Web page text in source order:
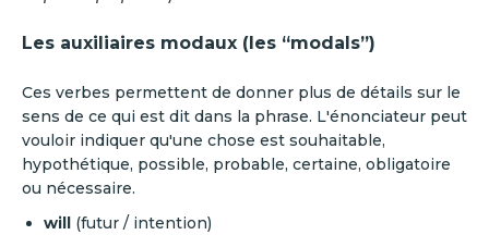
Les auxiliaires modaux (les “modals”)
Ces verbes permettent de donner plus de détails sur le
sens de ce qui est dit dans la phrase. L'énonciateur peut
vouloir indiquer qu'une chose est souhaitable,
hypothétique, possible, probable, certaine, obligatoire
ou nécessaire.
will (futur / intention)